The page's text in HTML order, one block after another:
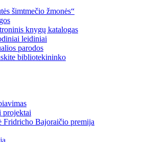
šimtmečio žmonės“
knygų katalogas
leidiniai
parodos
bibliotekininko
projektai
Fridricho Bajoraičio premija